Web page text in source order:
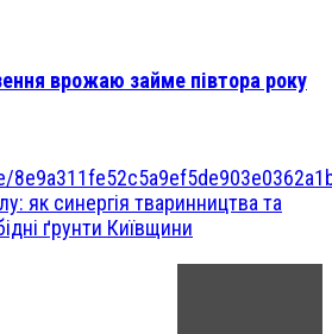
врожаю займе півтора року
як синергія тваринництва та
ґрунти Київщини